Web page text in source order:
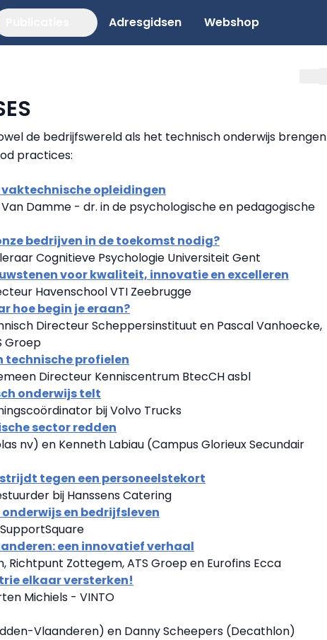
Adresgidsen Webshop
de bedrijfswereld als het technisch onderwijs brengen
practices:
opleidingen
Damme - dr. in de psychologische en pedagogische
bedrijven in de toekomst nodig?
Cognitieve Psychologie Universiteit Gent
voor kwaliteit, innovatie en excelleren
Havenschool VTI Zeebrugge
hoe begin je eraan?
Directeur Scheppersinstituut en Pascal Vanhoecke,
Groep
technische profielen
Directeur Kenniscentrum BtecCH asbl
onderwijs telt
bij Volvo Trucks
sector redden
nv) en Kenneth Labiau (Campus Glorieux Secundair
tegen een personeelstekort
bij Hanssens Catering
en bedrijfsleven
een innovatief verhaal
Richtpunt Zottegem, ATS Groep en Eurofins Ecca
elkaar versterken!
Michiels - VINTO
Vlaanderen) en Danny Scheepers (Decathlon)